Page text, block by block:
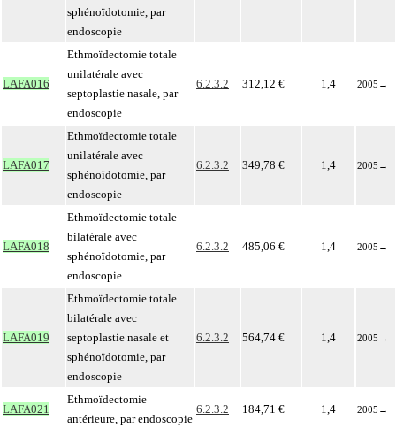
sphénoïdotomie, par
endoscopie
LAFA016
Ethmoïdectomie totale
unilatérale avec
septoplastie nasale, par
endoscopie
6.2.3.2 312,12 € 1,4 2005 →
LAFA017
Ethmoïdectomie totale
unilatérale avec
sphénoïdotomie, par
endoscopie
6.2.3.2 349,78 € 1,4 2005 →
LAFA018
Ethmoïdectomie totale
bilatérale avec
sphénoïdotomie, par
endoscopie
6.2.3.2 485,06 € 1,4 2005 →
LAFA019
Ethmoïdectomie totale
bilatérale avec
septoplastie nasale et
sphénoïdotomie, par
endoscopie
6.2.3.2 564,74 € 1,4 2005 →
LAFA021
Ethmoïdectomie
antérieure, par endoscopie
6.2.3.2 184,71 € 1,4 2005 →